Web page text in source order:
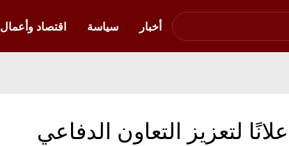
أخبار
سياسة اقتصاد وأعمال
لتعزيز التعاون الدفاعي